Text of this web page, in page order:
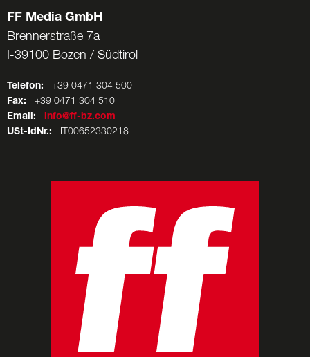
FF Media GmbH
Brennerstraße 7a
I-39100 Bozen / Südtirol
Telefon: +39 0471 304 500
Fax: +39 0471 304 510
Email:
info@ff-bz.com
USt-IdNr.: IT00652330218